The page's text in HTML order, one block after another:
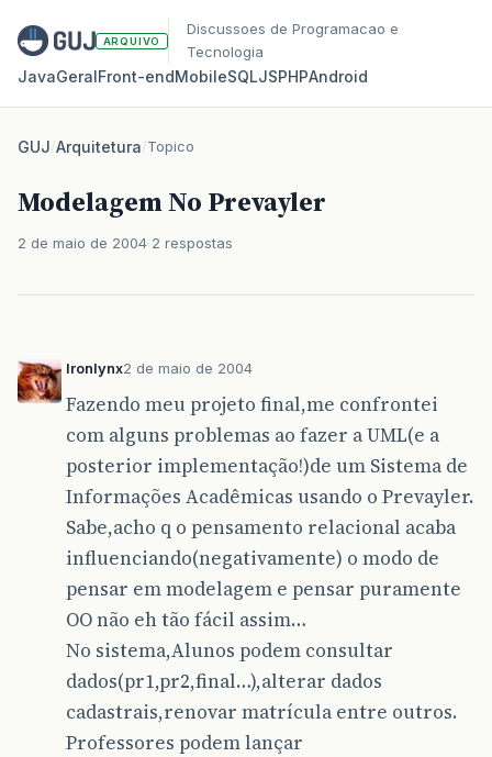
ARQUIVO
Discussoes de Programacao e
Tecnologia
JavaGeralFront‑endMobileSQLJSPHPAndroid
GUJ/Arquitetura/Topico
Modelagem No Prevayler
2 de maio de 2004 2 respostas
Ironlynx2 de maio de 2004
Fazendo meu projeto final,me confrontei
com alguns problemas ao fazer a UML(e a
posterior implementação!)de um Sistema de
Informações Acadêmicas usando o Prevayler.
Sabe,acho q o pensamento relacional acaba
influenciando(negativamente) o modo de
pensar em modelagem e pensar puramente
OO não eh tão fácil assim…
No sistema,Alunos podem consultar
dados(pr1,pr2,final…),alterar dados
cadastrais,renovar matrícula entre outros.
Professores podem lançar